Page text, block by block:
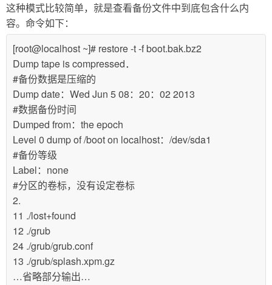
这种模式比较简单，就是查看备份文件中到底包含什么内
容。命令如下：
[root@localhost ~]# restore -t -f boot.bak.bz2
Dump tape is compressed．
#备份数据是压缩的
Dump date：Wed Jun 5 08：20：02 2013
#数据备份时间
Dumped from：the epoch
Level 0 dump of /boot on localhost：/dev/sda1
#备份等级
Label：none
#分区的卷标，没有设定卷标
2.
11 ./lost+found
12 ./grub
24 ./grub/grub.conf
13 ./grub/splash.xpm.gz
…省略部分输出…